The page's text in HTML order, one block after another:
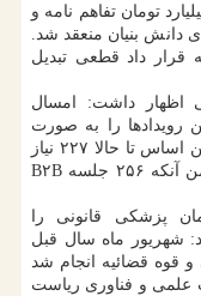
طی آن بیش از ۷ هزار میلیارد تومان تفاهم نامه و
دانش بنیان منعقد شد.
تومان به قرار داد قطعی تبدیل
اظهار داشت: امسال
رویدادها را به صورت
ترکیبی آنلاین و حضوری برگزار نماییم. بر این اساس تا حالا ۲۲۷ نیاز
به شرکت های دانش بنیان عرضه شده؛ ضمن آنکه ۲۵۶ جلسه B۲B
پزشکی قانونی را
شهریور ماه سال قبل
قوه قضائیه انجام شد
علمی و فناوری ریاست